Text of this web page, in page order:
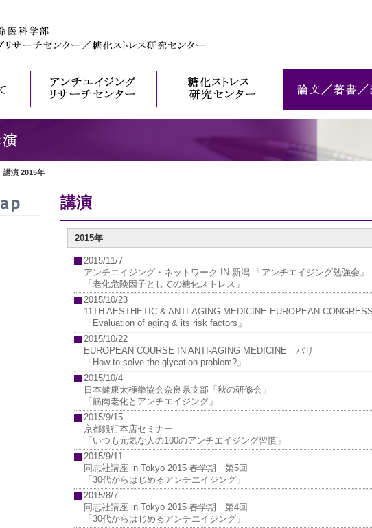
講演 2015年
講演
2015年
2015/11/7
アンチエイジング・ネットワーク IN 新潟 「アンチエイジング勉強会
「老化危険因子としての糖化ストレス」
2015/10/23
11TH AESTHETIC & ANTI-AGING MEDICINE EUROPEAN
「Evaluation of aging & its risk factors」
2015/10/22
EUROPEAN COURSE IN ANTI-AGING MEDICINE パリ
「How to solve the glycation problem?」
2015/10/4
日本健康太極拳協会奈良県支部「秋の研修会」
「筋肉老化とアンチエイジング」
2015/9/15
京都銀行本店セミナー
「いつも元気な人の100のアンチエイジング習慣」
2015/9/11
同志社講座 in Tokyo 2015 春学期 第5回
「30代からはじめるアンチエイジング」
2015/8/7
同志社講座 in Tokyo 2015 春学期 第4回
「30代からはじめるアンチエイジング」